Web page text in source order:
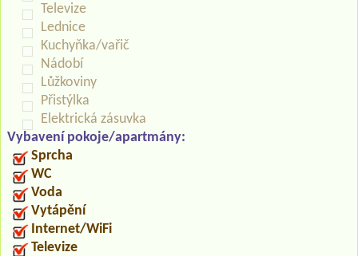
Televize
Lednice
Kuchyňka/vařič
Nádobí
Lůžkoviny
Přistýlka
Elektrická zásuvka
Vybavení pokoje/apartmány:
Sprcha
WC
Voda
Vytápění
Internet/WiFi
Televize